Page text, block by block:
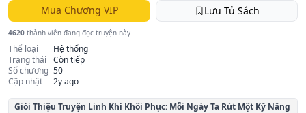
Mua Chương VIP Lưu Tủ Sách
4620 thành viên đang đọc truyện này
Thể loại
Hệ thống
Trạng thái
Còn tiếp
Số chương 50
Cập nhật
2y ago
Giói Thiệu Truyện Linh Khí Khôi Phục: Mỗi Ngày Ta Rút Một Kỹ Năng